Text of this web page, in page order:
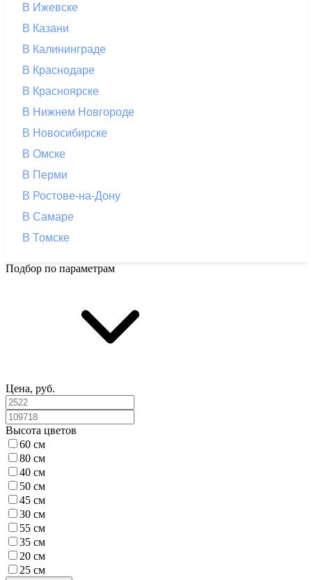
В Ижевске
В Казани
В Калининграде
В Краснодаре
В Красноярске
В Нижнем Новгороде
В Новосибирске
В Омске
В Перми
В Ростове-на-Дону
В Самаре
В Томске
Подбор по параметрам
Цена, руб.
Высота цветов
60 см
80 см
40 см
50 см
45 см
30 см
55 см
35 см
20 см
25 см